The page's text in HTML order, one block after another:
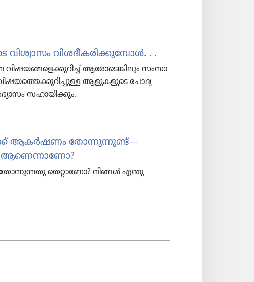
വിശദീ​ക​രി​ക്കു​മ്പോൾ. . .
വിഷയ​ങ്ങ​ളെ​ക്കു​റിച്ച്‌ ആരോ​ടെ​ങ്കി​ലും സംസാ​
വിഷയ​ത്തെ​ക്കു​റി​ച്ചു​ള്ള ആളുക​ളു​ടെ ചോദ്യ​
സഹായി​ക്കും.
ആകർഷണം തോന്നു​ന്നുണ്ട്‌—
ആണെന്നാ​ണോ?
തെറ്റാണോ? നിങ്ങൾ എന്തു